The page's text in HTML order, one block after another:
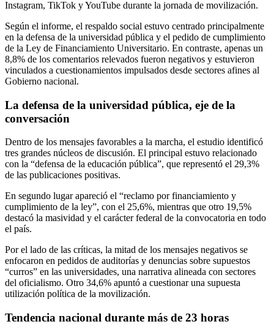
Instagram, TikTok y YouTube durante la jornada de movilización.
Según el informe, el respaldo social estuvo centrado principalmente
en la defensa de la universidad pública y el pedido de cumplimiento
de la Ley de Financiamiento Universitario. En contraste, apenas un
8,8% de los comentarios relevados fueron negativos y estuvieron
vinculados a cuestionamientos impulsados desde sectores afines al
Gobierno nacional.
La defensa de la universidad pública, eje de la
conversación
Dentro de los mensajes favorables a la marcha, el estudio identificó
tres grandes núcleos de discusión. El principal estuvo relacionado
con la “defensa de la educación pública”, que representó el 29,3%
de las publicaciones positivas.
En segundo lugar apareció el “reclamo por financiamiento y
cumplimiento de la ley”, con el 25,6%, mientras que otro 19,5%
destacó la masividad y el carácter federal de la convocatoria en todo
el país.
Por el lado de las críticas, la mitad de los mensajes negativos se
enfocaron en pedidos de auditorías y denuncias sobre supuestos
“curros” en las universidades, una narrativa alineada con sectores
del oficialismo. Otro 34,6% apuntó a cuestionar una supuesta
utilización política de la movilización.
Tendencia nacional durante más de 23 horas